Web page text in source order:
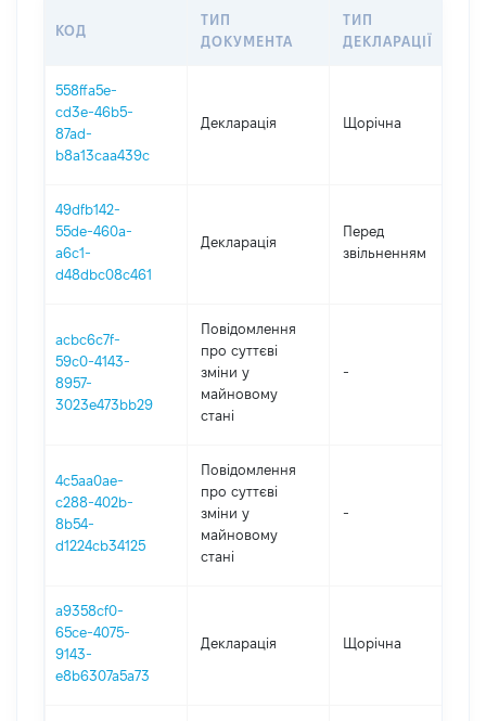
КОД
ТИП
ДОКУМЕНТА
ТИП
ДЕКЛАРАЦІЇ
558ffa5e-
cd3e-46b5-
87ad-
b8a13caa439c
Декларація Щорічна
49dfb142-
55de-460a-
a6c1-
d48dbc08c461
Декларація
Перед
звільненням
acbc6c7f-
59c0-4143-
8957-
3023e473bb29
Повідомлення
про суттєві
зміни y
майновому
стані
-
4c5aa0ae-
c288-402b-
8b54-
d1224cb34125
Повідомлення
про суттєві
зміни y
майновому
стані
-
a9358cf0-
65ce-4075-
9143-
e8b6307a5a73
Декларація Щорічна